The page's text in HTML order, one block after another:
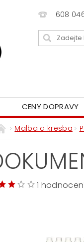
608
CENY DOPRAVY
Malba a kresba
1